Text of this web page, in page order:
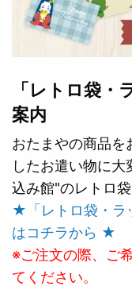
「レトロ袋
案内
おたまやの商品を
したお遣い物に
込み館"のレトロ
★「レトロ袋・ラ
はコチラから ★
※ご注文の際、ご
てください。